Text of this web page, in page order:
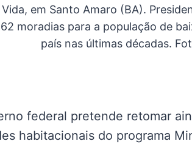
em Santo Amaro (BA).
moradias para a população de
país nas últimas décadas.
federal pretende retomar
habitacionais do programa